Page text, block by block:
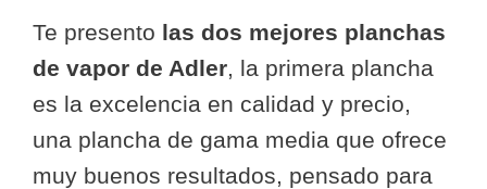
Te presento las dos mejores planchas
de vapor de Adler , la primera plancha
es la excelencia en calidad y precio,
una plancha de gama media que ofrece
muy buenos resultados, pensado para